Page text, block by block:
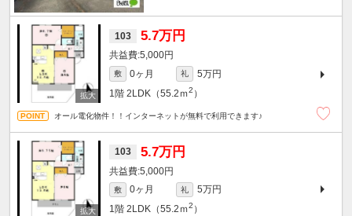
103 5.7万円
5,000円
敷 0ヶ月 礼
5万円
1階 2LDK（55.2ｍ2 ）
オール電化物件！！インターネットが無料で利用できます♪
103 5.7万円
5,000円
敷 0ヶ月 礼
5万円
1階 2LDK（55.2ｍ2 ）